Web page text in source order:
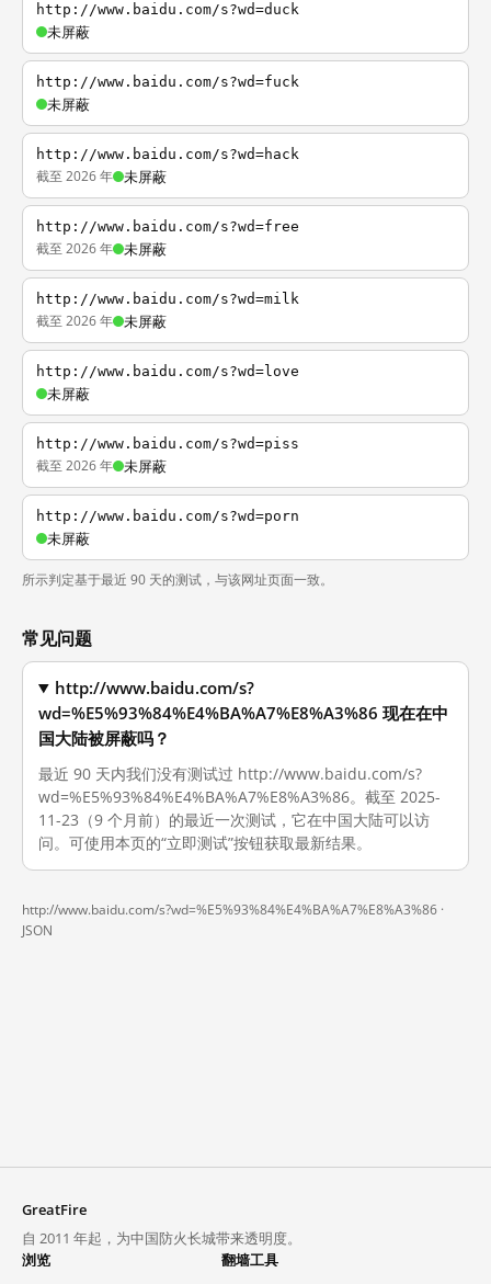
http://www.baidu.com/s?wd=duck
未屏蔽
http://www.baidu.com/s?wd=fuck
未屏蔽
http://www.baidu.com/s?wd=hack
截至 2026 年 未屏蔽
http://www.baidu.com/s?wd=free
截至 2026 年 未屏蔽
http://www.baidu.com/s?wd=milk
截至 2026 年 未屏蔽
http://www.baidu.com/s?wd=love
未屏蔽
http://www.baidu.com/s?wd=piss
截至 2026 年 未屏蔽
http://www.baidu.com/s?wd=porn
未屏蔽
所示判定基于最近 90 天的测试，与该网址页面一致。
常见问题
http://www.baidu.com/s?
wd=%E5%93%84%E4%BA%A7%E8%A3%86 现在在中
国大陆被屏蔽吗？
最近 90 天内我们没有测试过 http://www.baidu.com/s?
wd=%E5%93%84%E4%BA%A7%E8%A3%86。截至 2025-
11-23（9 个月前）的最近一次测试，它在中国大陆可以访
问。可使用本页的“立即测试”按钮获取最新结果。
http://www.baidu.com/s?wd=%E5%93%84%E4%BA%A7%E8%A3%86 ·
JSON
GreatFire
自 2011 年起，为中国防火长城带来透明度。
浏览
翻墙工具